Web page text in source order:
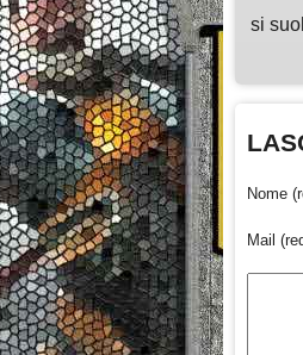
si
Nome
Mail